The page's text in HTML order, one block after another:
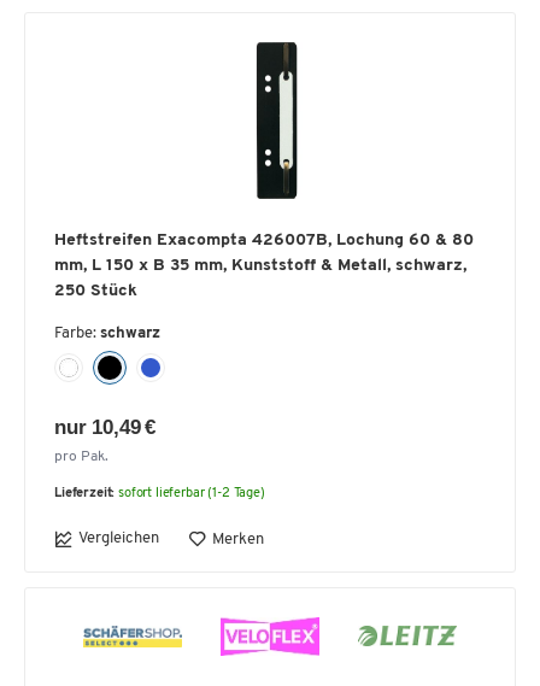
Heftstreifen Exacompta 426007B, Lochung 60 & 80
mm, L 150 x B 35 mm, Kunststoff & Metall, schwarz,
250 Stück
Farbe: schwarz
nur 10,49 €
pro Pak.
Lieferzeit: sofort lieferbar (1-2 Tage)
Vergleichen Merken